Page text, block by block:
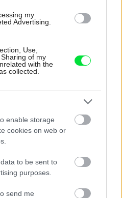
my
Advertising.
Use,
of my
with the
collected.
enable storage
cookies on web or
to be sent to
purposes.
send me
Takto vznikla
si Viktória vyrobila
Urob si sám